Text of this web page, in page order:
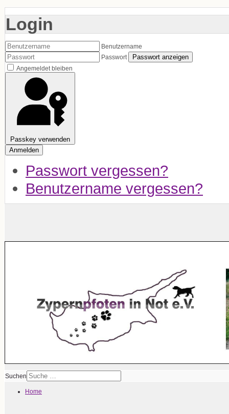
Login
Benutzername
Passwort
Passwort anzeigen
Angemeldet bleiben
Passkey verwenden
Anmelden
Passwort vergessen?
Benutzername vergessen?
Suchen
Home